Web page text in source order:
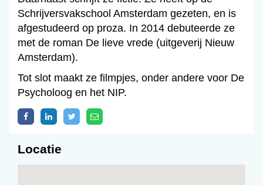
Schrijversvakschool Amsterdam gezeten, en is
afgestudeerd op proza. In 2014 debuteerde ze
met de roman De lieve vrede (uitgeverij Nieuw
Amsterdam).
Tot slot maakt ze filmpjes, onder andere voor De
Psycholoog en het NIP.
Locatie